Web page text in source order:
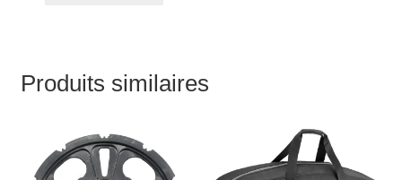
Produits similaires